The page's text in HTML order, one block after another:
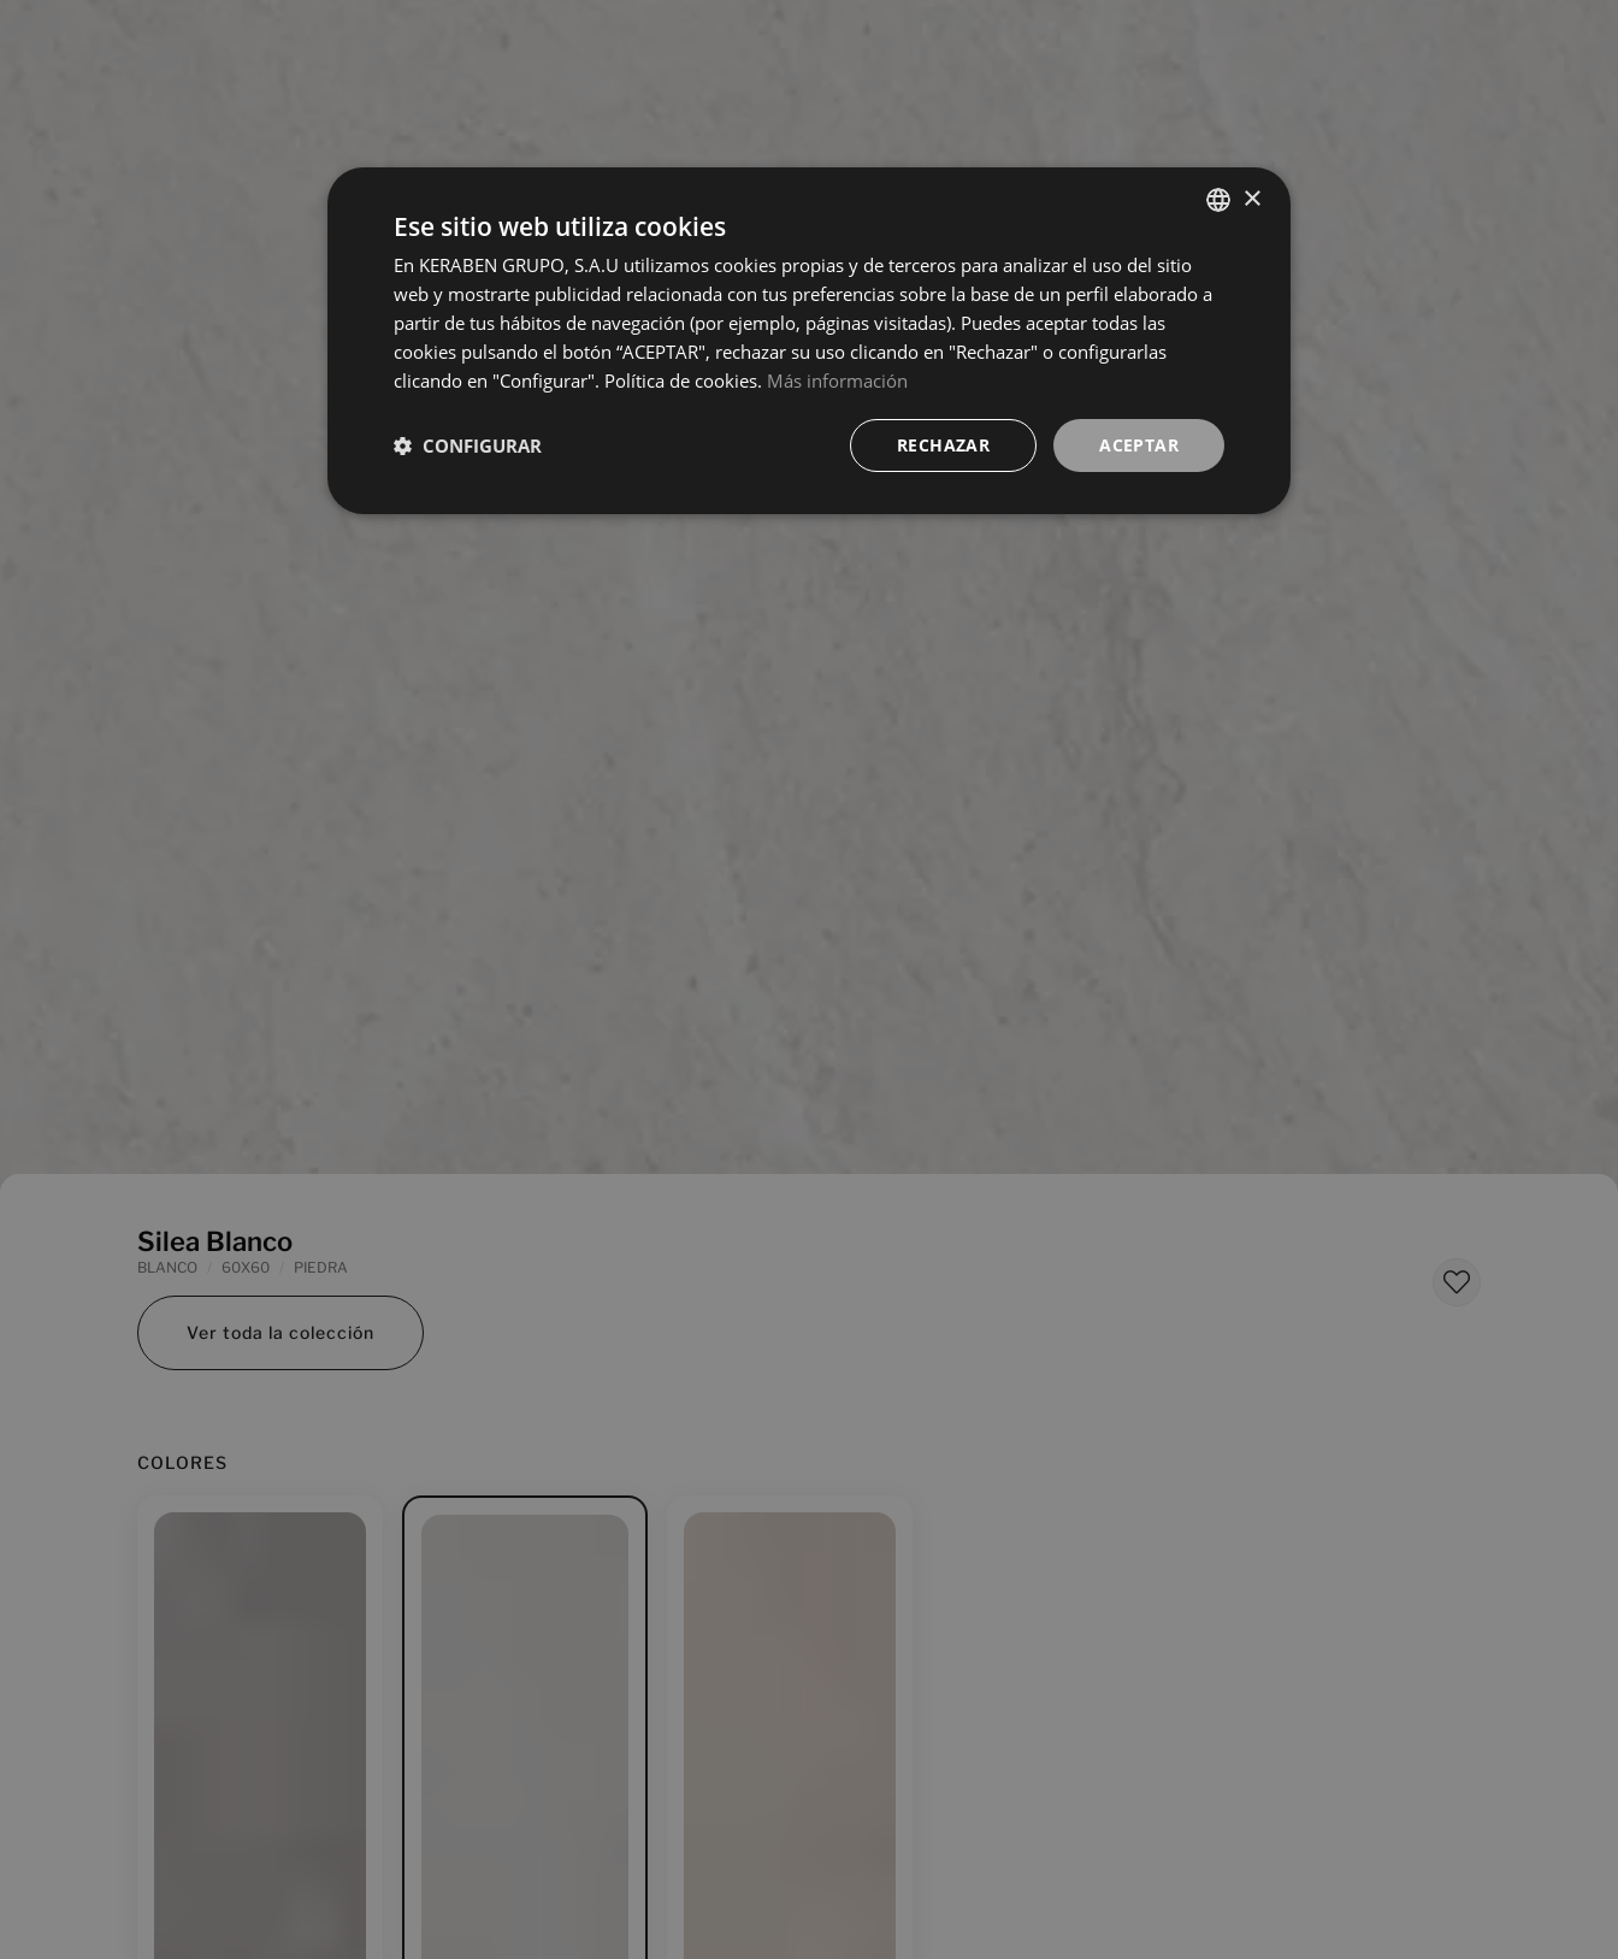
Silea Blanco
BLANCO 60X60 PIEDRA
Ver toda la colección
COLORES
SPANISH
ENGLISH
×
Ese sitio web utiliza cookies
En KERABEN GRUPO, S.A.U utilizamos cookies propias y de terceros para analizar el uso del sitio
web y mostrarte publicidad relacionada con tus preferencias sobre la base de un perfil elaborado a
partir de tus hábitos de navegación (por ejemplo, páginas visitadas). Puedes aceptar todas las
cookies pulsando el botón “ACEPTAR", rechazar su uso clicando en "Rechazar" o configurarlas
clicando en "Configurar". Política de cookies. Más información
ACEPTAR
RECHAZAR
CONFIGURAR